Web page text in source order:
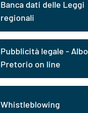
Banca dati delle Leggi
regionali
Pubblicità legale - Albo
Pretorio on line
Whistleblowing